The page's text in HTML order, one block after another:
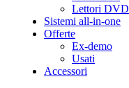
Lettori DVD
Sistemi all-in-one
Offerte
Ex-demo
Usati
Accessori